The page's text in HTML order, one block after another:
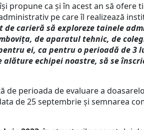
propune ca și în acest an să ofere
pe care îl realizează
carieră să exploreze tainele
de aparatul tehnic, de
ei, ca pentru o perioadă de 3
alăture echipei noastre, să se
de perioada de evaluare a
de 25 septembrie și semnarea